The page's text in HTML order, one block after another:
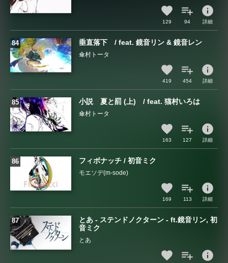
129 94
info
詳細
垂直落下 / feat. 鏡音リン & 鏡音レン
傘村トータ
419 454
info
詳細
小説 夏と罰 (上) / feat. 猫村いろは
傘村トータ
163 127
info
詳細
フィボナッチ / 初音ミク
モエソデ(m-sode)
169 113
info
詳細
とあ - ステンドノクターン - ft.鏡音リン, 初
音ミク
とあ
info